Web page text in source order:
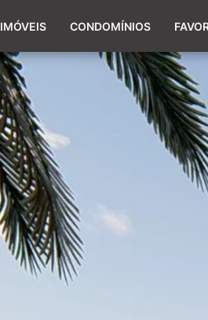
IMÓVEIS CONDOMÍNIOS